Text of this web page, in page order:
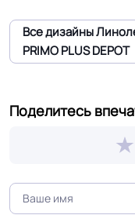
Коэффициент
противоскольжения
Все дизайны
PRIMO PLUS DEPOT
Поделитесь